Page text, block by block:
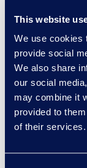
This website
We use cookies
provide social
We also share
our social
may combine it
provided to
of their services.
리적인
활용
나 빠
족시킬
법률 기
의 증가
하는 경